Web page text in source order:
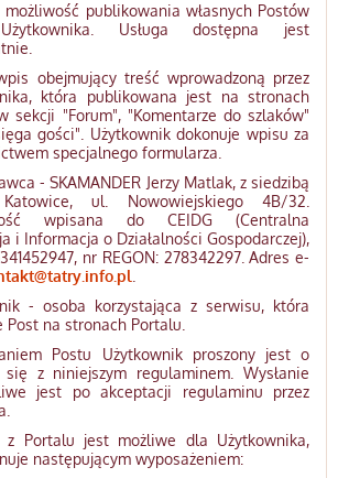
możliwość publikowania własnych Postów
Usługa dostępna jest
obejmujący treść wprowadzoną przez
która publikowana jest na stronach
sekcji "Forum", "Komentarze do szlaków"
gości". Użytkownik dokonuje wpisu za
specjalnego formularza.
- SKAMANDER Jerzy Matlak, z siedzibą
ul. Nowowiejskiego 4B/32.
wpisana do CEIDG (Centralna
i Informacja o Działalności Gospodarczej),
nr REGON: 278342297. Adres e-
- osoba korzystająca z serwisu, która
Post na stronach Portalu.
Postu Użytkownik proszony jest o
się z niniejszym regulaminem. Wysłanie
jest po akceptacji regulaminu przez
z Portalu jest możliwe dla Użytkownika,
następującym wyposażeniem: